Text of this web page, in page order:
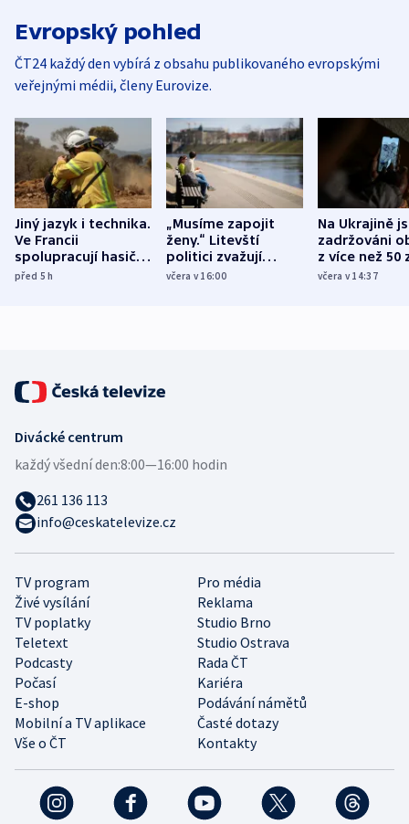
Evropský pohled
ČT24 každý den vybírá z obsahu publikovaného evropskými
veřejnými médii, členy Eurovize.
Jiný jazyk i technika.
Ve Francii
spolupracují hasiči z
různých zemí
před 5h
„Musíme zapojit
ženy.“ Litevští
politici zvažují
dohodu o
včera v 16:00
Na Ukrajině
zadržováni
z více než 50
Bojovali na
včera v 14:37
TV program
Pro média
Živé vysílání
Reklama
TV poplatky
Studio Brno
Teletext
Studio Ostrava
Podcasty
Rada ČT
Počasí
Kariéra
E-shop
Podávání námětů
Mobilní a TV aplikace
Časté dotazy
Vše o ČT
Kontakty
Divácké centrum
každý všední den:8:00—16:00 hodin
261 136 113
info@ceskatelevize.cz